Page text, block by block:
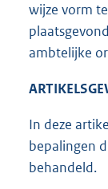
wijze vorm
ambtelijke
In deze
bepalingen
behandeld.